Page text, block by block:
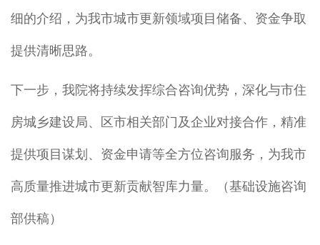
细的介绍，为我市城市更新领域项目储备、资金争取
提供清晰思路。
下一步，我院将持续发挥综合咨询优势，深化与市住
房城乡建设局、区市相关部门及企业对接合作，精准
提供项目谋划、资金申请等全方位咨询服务，为我市
高质量推进城市更新贡献智库力量。（基础设施咨询
部供稿）